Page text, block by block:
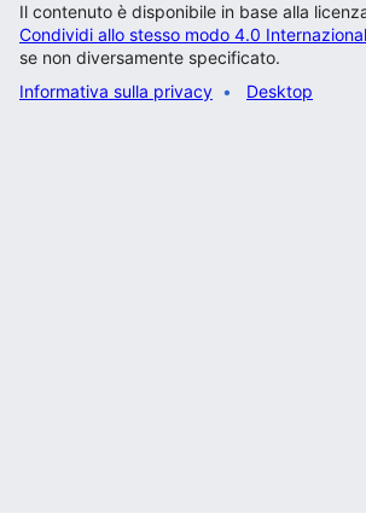
Il contenuto è disponibile in base alla
Condividi allo stesso modo 4.0
se non diversamente specificato.
Informativa sulla privacy
Desktop